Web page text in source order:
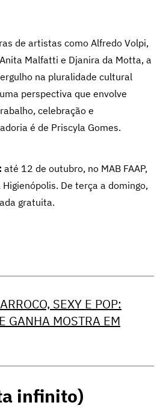
de artistas como Alfredo Volpi,
Malfatti e Djanira da Motta, a
na pluralidade cultural
perspectiva que envolve
celebração e
é de Priscyla Gomes.
: até 12 de outubro, no MAB FAAP,
De terça a domingo,
gratuita.
SEXY E POP:
GANHA MOSTRA EM
infinito)